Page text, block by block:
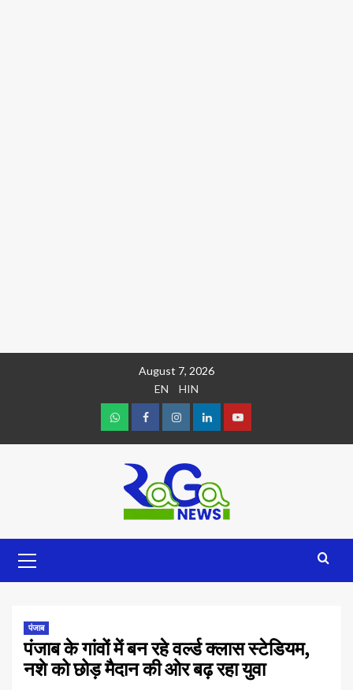
August 7, 2026
EN
HIN
पंजाब
पंजाब के गांवों में बन रहे वर्ल्ड क्लास स्टेडियम,
नशे को छोड़ मैदान की ओर बढ़ रहा युवा